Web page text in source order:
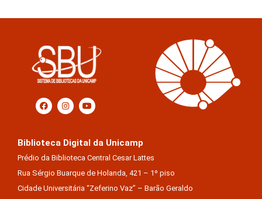
Biblioteca Digital da Unicamp
Prédio da Biblioteca Central Cesar Lattes
Rua Sérgio Buarque de Holanda, 421 – 1º piso
Cidade Universitária “Zeferino Vaz” – Barão Geraldo